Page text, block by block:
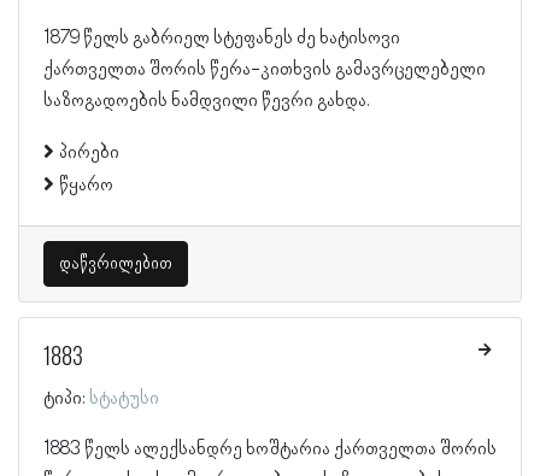
1879 წელს გაბრიელ სტეფანეს ძე ხატისოვი
ქართველთა შორის წერა-კითხვის გამავრცელებელი
საზოგადოების ნამდვილი წევრი გახდა.
პირები
წყარო
დაწვრილებით
1883
ტიპი: სტატუსი
1883 წელს ალექსანდრე ხოშტარია ქართველთა შორის